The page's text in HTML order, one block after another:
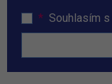
* Souhlasím s